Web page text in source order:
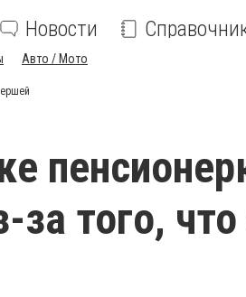
Новости
Авто / Мото
за того,